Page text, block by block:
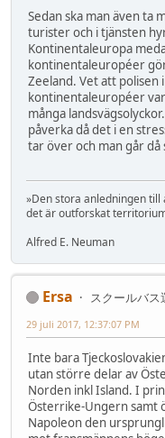
Sedan ska man även ta
turister och i tjänsten
Kontinentaleuropa
kontinentaleuropéer
Zeeland. Vet att
kontinentaleuropéer
många
påverka då det i en
tar över och man går då
»Den stora anledningen
det är outforskat
Alfred E. Neuman
Ersa スクールバス
29 juli 2017, 12:37:07 PM
Inte bara
utan större delar av
Norden inkl Island. I
Österrike-Ungern samt
Napoleon den